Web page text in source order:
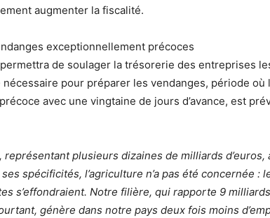
augmenter la fiscalité.
exceptionnellement précoces
de soulager la trésorerie des entreprises
pour préparer les vendanges, période
avec une vingtaine de jours d’avance, est
représentant plusieurs dizaines de milliards
spécificités, l’agriculture n’a pas été concernée
s’effondraient. Notre filière, qui rapporte 9
génère dans notre pays deux fois moins